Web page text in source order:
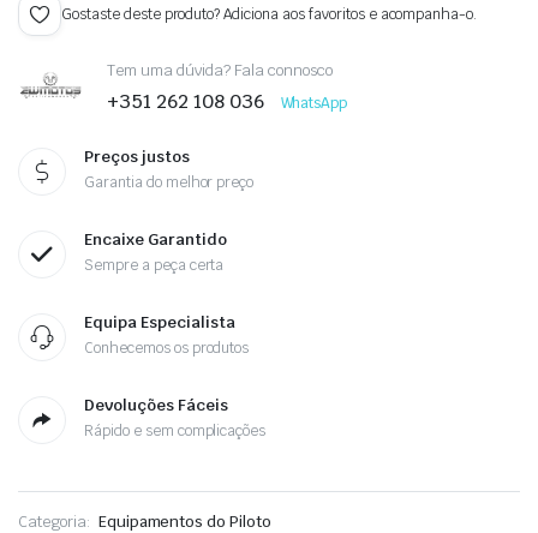
Gostaste deste produto? Adiciona aos favoritos e acompanha-o.
Tem uma dúvida? Fala connosco
+351 262 108 036 WhatsApp
Preços justos
Garantia do melhor preço
Encaixe Garantido
Sempre a peça certa
Equipa Especialista
Conhecemos os produtos
Devoluções Fáceis
Rápido e sem complicações
Categoria: Equipamentos do Piloto